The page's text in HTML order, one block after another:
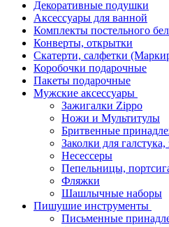
Декоративные подушки
Аксессуары для ванной
Комплекты постельного
Конверты, открытки
Скатерти, салфетки
Коробочки подарочные
Пакеты подарочные
Мужские аксессуары
Зажигалки Zippo
Ножи и Мультитулы
Бритвенные
Заколки для
Несессеры
Пепельницы,
Фляжки
Шашлычные наборы
Пишушие инструменты
Письменные